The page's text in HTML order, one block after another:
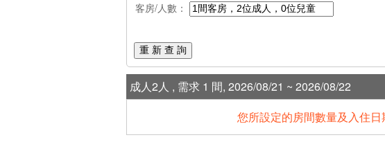
客房/人數：
重 新 查 詢
成人2人 , 需求 1 間, 2026/08/21 ~ 2026/08/22
您所設定的房間數量及入住